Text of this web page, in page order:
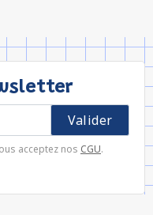
acceptez nos CGU.